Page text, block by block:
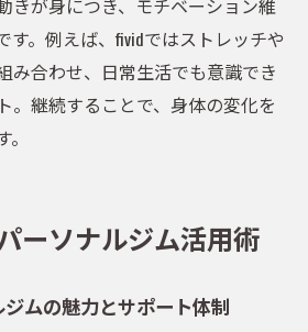
のパーソナルジム比較
ムの選び方と五反田周辺比較
ソナルジムおすすめサービス比
す。例えば、fividではストレッチや
み合わせ、日常生活でも意識でき
。継続することで、身体の変化を
ーソナルジム活用術
ムの魅力とサポート体制